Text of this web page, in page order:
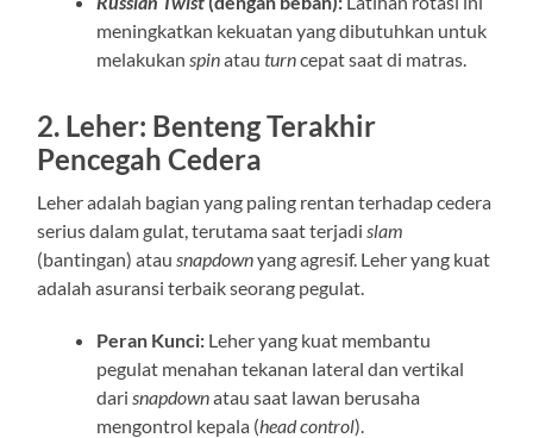
meningkatkan kekuatan yang dibutuhkan untuk
melakukan spinatauturncepat saat di matras.
2. Leher: Benteng Terakhir
Pencegah Cedera
Leher adalah bagian yang paling rentan terhadap cedera
serius dalam gulat, terutama saat terjadi slam
(bantingan) atau snapdownyang agresif. Leher yang kuat
adalah asuransi terbaik seorang pegulat.
Peran Kunci: Leher yang kuat membantu
pegulat menahan tekanan lateral dan vertikal
dari snapdownatau saat lawan berusaha
mengontrol kepala (head control).